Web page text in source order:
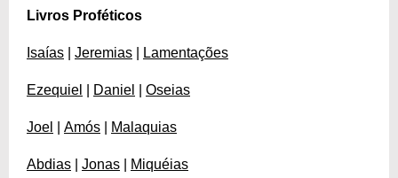
Livros Proféticos
Isaías Jeremias Lamentações
Ezequiel Daniel Oseias
Joel Amós Malaquias
Abdias Jonas Miquéias